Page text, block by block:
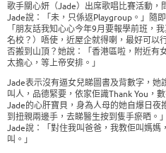
歌手關心妍（Jade）出席歌唱比賽活動，
Jade說：「未，只係返Playgroup。」隨
「朋友話我知心心今年9月要報學前班，
名校？）唔使，近屋企就得喇，最好可以
否搬到山頂？她說：「香港區啦，附近有
太擔心，等上帝安排。」
Jade表示沒有逼女兒睇圖書及背數字，她
叫人，品德緊要，依家佢識Thank You，
Jade的心肝寶貝，身為人母的她自爆日
到扭親兩邊手，去睇醫生按到隻手瘀晒。
Jade說：「對住我叫爸爸，我教佢叫媽媽
叫。」